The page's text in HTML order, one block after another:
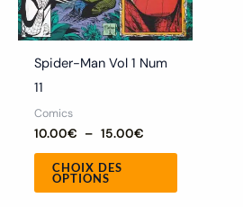
Spider-Man Vol 1 Num
11
Comics
10.00€ – 15.00€
CHOIX DES
OPTIONS
sur